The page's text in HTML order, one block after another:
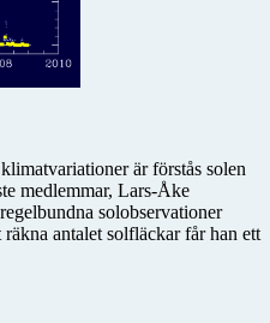
är förstås solen
medlemmar, Lars-Åke
solobservationer
antalet solfläckar får han ett